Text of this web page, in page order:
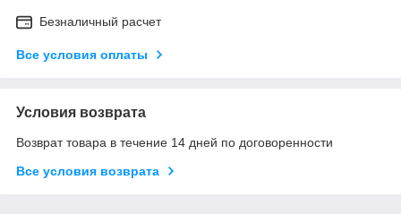
Безналичный расчет
Все условия оплаты
Условия возврата
Возврат товара в течение 14 дней по договоренности
Все условия возврата